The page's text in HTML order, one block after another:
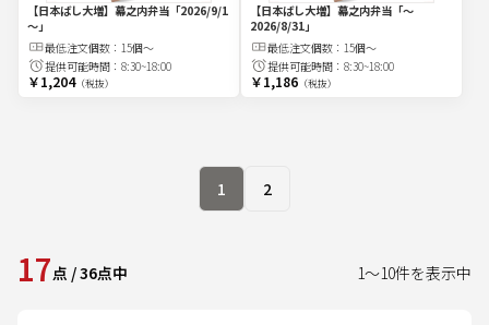
【日本ばし大増】幕之内弁当「2026/9/1
～」
最低注文個数： 15個～
提供可能時間： 8:30~18:00
￥1,204（税抜）
【日本ばし大増】幕之内弁当「～
2026/8/31」
最低注文個数： 15個～
提供可能時間： 8:30~18:00
￥1,186（税抜）
1 2
17点 /36点中 1～10件を表示中